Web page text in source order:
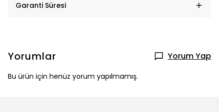
Garanti Süresi
Yorumlar Yorum Yap
Bu ürün için henüz yorum yapılmamış.